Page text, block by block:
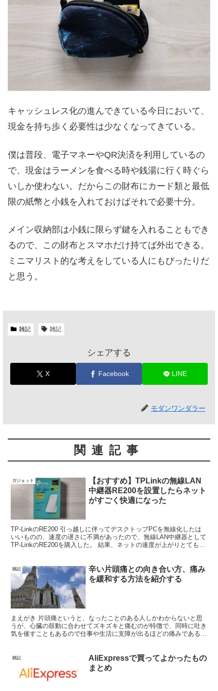
キャッシュレス化の進んできている今日において、
現金を持ち歩く必要性は少なくなってきている。
僕は普段、電子マネーやQR決済を利用しているの
で、現金はラーメンを食べる時や銭湯に行く時ぐら
いしか使わない。だからこの財布にカード類と最低
限の紙幣と小銭を入れておけばそれで必要十分。
メイン収納部は小銭に限らず鍵を入れることもでき
るので、この財布とスマホだけ持てば外出できる。
ミニマリスト的な考えをしている人にもぴったりだ
と思う。
雑記 雑記
シェアする
X Facebook LINE
モダンワンダラー
関連記事
ガジェット
【おすすめ】TPLinkの無線LAN
中継器RE200を設置したらネット
がすごく快適になった
TP-LinkのRE200 引っ越しに伴ってデスクトップPCを無線化したは
いいものの、速度の遅さに不満があったので、無線LAN中継器として
TP-LinkのRE200を購入した。 結果、ネットの速度が上がりとても快
雑記
辛い片頭痛との向き合い方、痛み
を緩和する方法を紹介する
まえがき 片頭痛というと、なったことのある人しかわからないと思
うが、心臓の鼓動に合わせてズキズキと痛むのが特徴で、同時に吐き
気を催すこともあるので仕事や生活に支障が出るほどの痛みである。
雑記
AliExpressで買ってよかったもの
まとめ